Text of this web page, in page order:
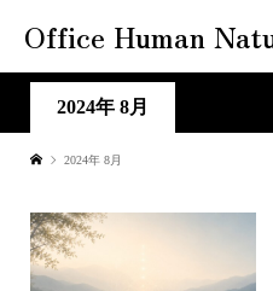
Office Human
2024年 8月
2024年 8月